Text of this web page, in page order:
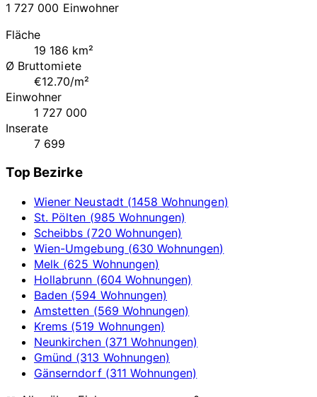
1 727 000 Einwohner
Fläche
19 186 km²
Ø Bruttomiete
€12.70/m²
Einwohner
1 727 000
Inserate
7 699
Top Bezirke
Wiener Neustadt (1458 Wohnungen)
St. Pölten (985 Wohnungen)
Scheibbs (720 Wohnungen)
Wien-Umgebung (630 Wohnungen)
Melk (625 Wohnungen)
Hollabrunn (604 Wohnungen)
Baden (594 Wohnungen)
Amstetten (569 Wohnungen)
Krems (519 Wohnungen)
Neunkirchen (371 Wohnungen)
Gmünd (313 Wohnungen)
Gänserndorf (311 Wohnungen)